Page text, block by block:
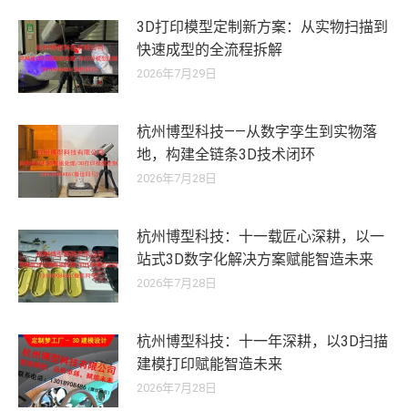
3D打印模型定制新方案：从实物扫描到
快速成型的全流程拆解
2026年7月29日
杭州博型科技——从数字孪生到实物落
地，构建全链条3D技术闭环
2026年7月28日
杭州博型科技：十一载匠心深耕，以一
站式3D数字化解决方案赋能智造未来
2026年7月28日
杭州博型科技：十一年深耕，以3D扫描
建模打印赋能智造未来
2026年7月28日